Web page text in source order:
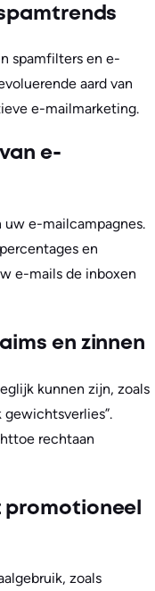
spamfilters en e-
aard van
e-mailmarketing.
e-
uw e-mailcampagnes.
en
e-mails de inboxen
en zinnen
kunnen zijn, zoals
gewichtsverlies”.
rechtaan
promotioneel
zoals